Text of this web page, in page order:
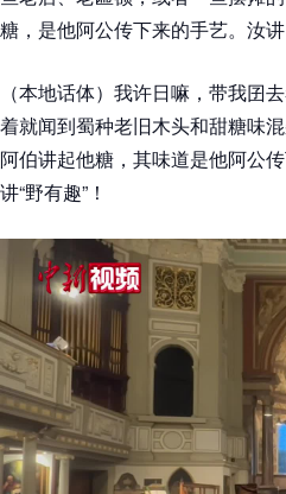
糖，是他阿公传下来的手艺。汝
（本地话体）我许日嘛，带我囝
着就闻到蜀种老旧木头和甜糖味
阿伯讲起他糖，其味道是他阿公
讲“野有趣”！